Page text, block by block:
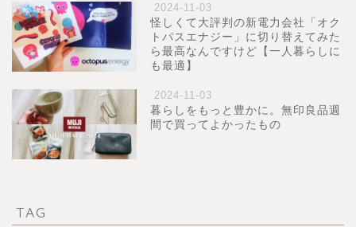
2024-11-03
怪しくて大評判の新電力会社「オク
トパスエナジー」に切り替えてみた
ら最高なんですけど【一人暮らしに
も最適】
2024-11-03
暮らしをもっと豊かに。無印良品週
間で買ってよかったもの
TAG